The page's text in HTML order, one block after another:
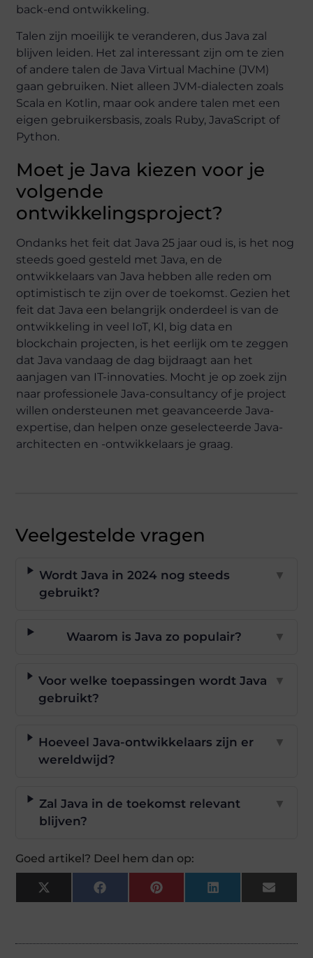
back-end ontwikkeling.
Talen zijn moeilijk te veranderen, dus Java zal
blijven leiden. Het zal interessant zijn om te zien
of andere talen de Java Virtual Machine (JVM)
gaan gebruiken. Niet alleen JVM-dialecten zoals
Scala en Kotlin, maar ook andere talen met een
eigen gebruikersbasis, zoals Ruby, JavaScript of
Python.
Moet je Java kiezen voor je
volgende
ontwikkelingsproject?
Ondanks het feit dat Java 25 jaar oud is, is het nog
steeds goed gesteld met Java, en de
ontwikkelaars van Java hebben alle reden om
optimistisch te zijn over de toekomst. Gezien het
feit dat Java een belangrijk onderdeel is van de
ontwikkeling in veel IoT, KI, big data en
blockchain projecten, is het eerlijk om te zeggen
dat Java vandaag de dag bijdraagt aan het
aanjagen van IT-innovaties. Mocht je op zoek zijn
naar professionele Java-consultancy of je project
willen ondersteunen met geavanceerde Java-
expertise, dan helpen onze geselecteerde Java-
architecten en -ontwikkelaars je graag.
Veelgestelde vragen
Wordt Java in 2024 nog steeds
gebruikt?
▼
Waarom is Java zo populair? ▼
Voor welke toepassingen wordt Java
gebruikt?
▼
Hoeveel Java-ontwikkelaars zijn er
wereldwijd?
▼
Zal Java in de toekomst relevant
blijven?
▼
Goed artikel? Deel hem dan op:
X
(Twitter)
FacebookPinterestLinkedInEmail